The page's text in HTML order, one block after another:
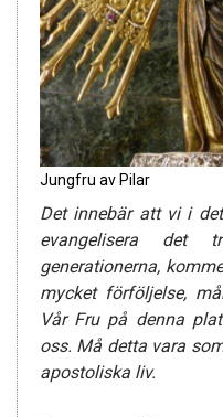
Jungfru av Pilar
Det innebär att vi i
evangelisera det
generationerna,
mycket förföljelse,
Vår Fru på denna
oss. Må detta vara
apostoliska liv.